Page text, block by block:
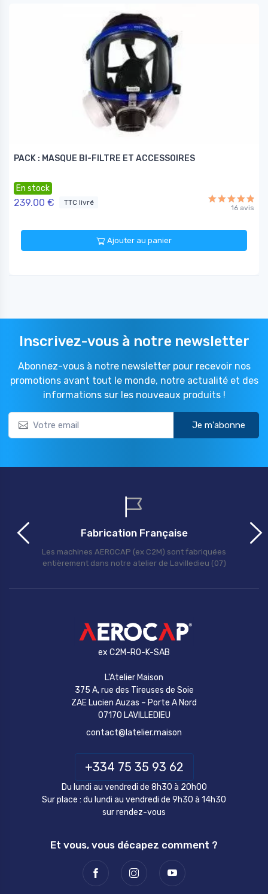
PACK : MASQUE BI-FILTRE ET ACCESSOIRES
En stock
239.00 € TTC livré
16 avis
Ajouter au panier
Inscrivez-vous à notre newsletter
Abonnez-vous à notre newsletter pour recevoir nos
promotions avant tout le monde, notre actualité et des
informations sur les nouveaux produits !
Je m'abonne
Fabrication Française
Les machines AEROCAP (ex C2M) sont fabriquées
entièrement dans notre atelier de Lavilledieu (07)
ex C2M-RO-K-SAB
L'Atelier Maison
375 A, rue des Tireuses de Soie
ZAE Lucien Auzas – Porte A Nord
07170 LAVILLEDIEU
contact@latelier.maison
+334 75 35 93 62
Du lundi au vendredi de 8h30 à 20h00
Sur place : du lundi au vendredi de 9h30 à 14h30
sur rendez-vous
Et vous, vous décapez comment ?